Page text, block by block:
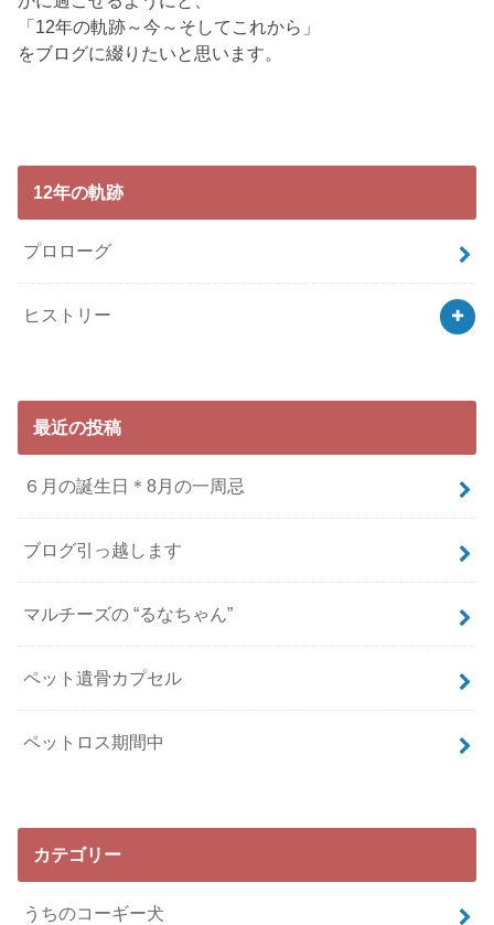
「12年の軌跡～今～そしてこれから」
をブログに綴りたいと思います。
12年の軌跡
プロローグ
ヒストリー
最近の投稿
６月の誕生日＊8月の一周忌
ブログ引っ越します
マルチーズの “るなちゃん”
ペット遺骨カプセル
ペットロス期間中
カテゴリー
うちのコーギー犬